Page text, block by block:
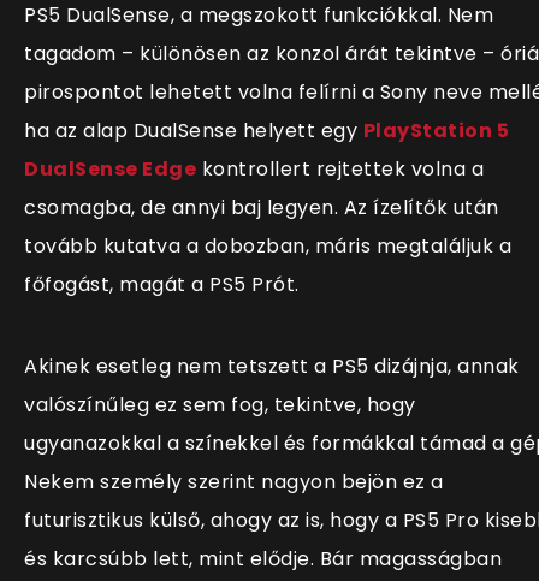
PS5 DualSense, a megszokott funkciókkal. Nem
tagadom – különösen az konzol árát tekintve –
pirospontot lehetett volna felírni a Sony neve
ha az alap DualSense helyett egy PlayStation 5
DualSense Edge kontrollert rejtettek volna a
csomagba, de annyi baj legyen. Az ízelítők után
tovább kutatva a dobozban, máris megtaláljuk a
főfogást, magát a PS5 Prót.
Akinek esetleg nem tetszett a PS5 dizájnja, annak
valószínűleg ez sem fog, tekintve, hogy
ugyanazokkal a színekkel és formákkal támad a
Nekem személy szerint nagyon bejön ez a
futurisztikus külső, ahogy az is, hogy a PS5 Pro
és karcsúbb lett, mint elődje. Bár magasságban